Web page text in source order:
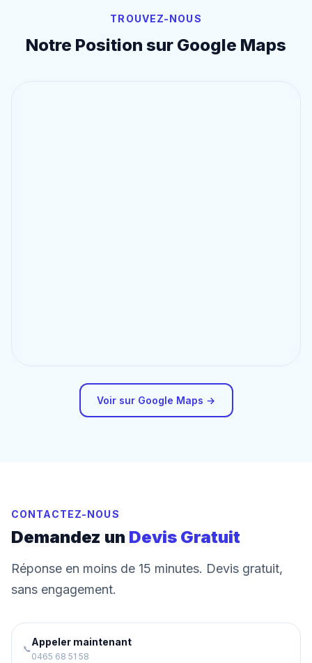
TROUVEZ-NOUS
Notre Position sur Google Maps
Voir sur Google Maps →
CONTACTEZ-NOUS
Demandez un Devis Gratuit
Réponse en moins de 15 minutes. Devis gratuit,
sans engagement.
📞
Appeler maintenant
0465 68 51 58